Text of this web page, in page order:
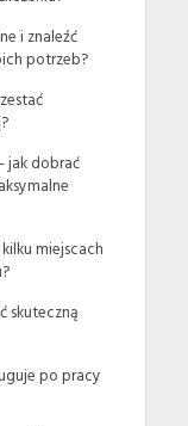
i znaleźć
potrzeb?
jak dobrać
miejscach
skuteczną
po pracy